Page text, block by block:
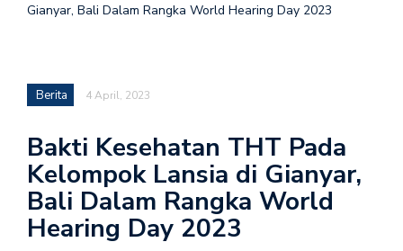
Gianyar, Bali Dalam Rangka World Hearing Day 2023
Berita 4 April, 2023
Bakti Kesehatan THT Pada
Kelompok Lansia di Gianyar,
Bali Dalam Rangka World
Hearing Day 2023